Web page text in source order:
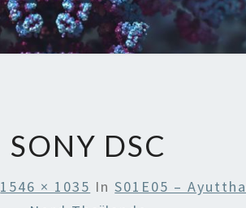
SONY DSC
1546 × 1035 InS01E05 –